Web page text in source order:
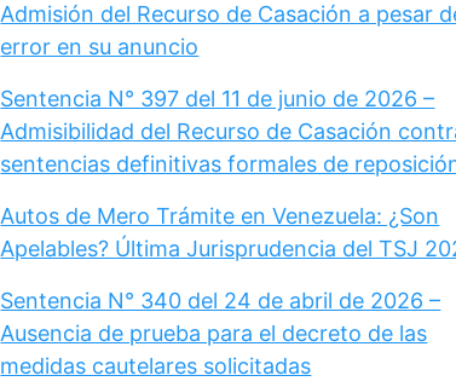
Admisión del Recurso de Casación a pesar
error en su anuncio
Sentencia N° 397 del 11 de junio de 2026 –
Admisibilidad del Recurso de Casación
sentencias definitivas formales de
Autos de Mero Trámite en Venezuela: ¿Son
Apelables? Última Jurisprudencia del TSJ
Sentencia N° 340 del 24 de abril de 2026 –
Ausencia de prueba para el decreto de las
medidas cautelares solicitadas